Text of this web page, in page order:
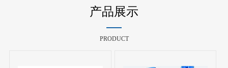
产品展示
PRODUCT